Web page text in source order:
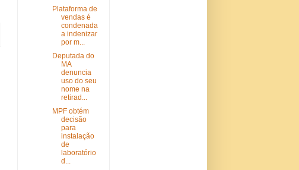
Plataforma de
vendas é
condenada
a indenizar
por m...
Deputada do
MA
denuncia
uso do seu
nome na
retirad...
MPF obtém
decisão
para
instalação
de
laboratório
d...